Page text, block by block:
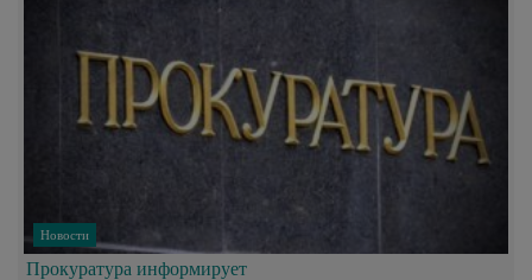
Новости
Прокуратура информирует